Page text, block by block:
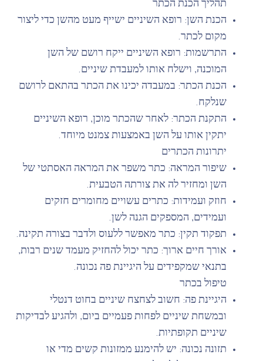
תהליך הכנת הכתר
הכנת השן: רופא השיניים ישייף מעט מהשן כדי ליצור
מקום לכתר.
התרשמות: רופא השיניים ייקח רושם של השן
המוכנה, וישלח אותו למעבדת שיניים.
הכנת הכתר: במעבדה יכינו את הכתר בהתאם לרושם
שנלקח.
התקנת הכתר: לאחר שהכתר מוכן, רופא השיניים
יתקין אותו על השן באמצעות צמנט מיוחד.
יתרונות הכתרים
שיפור המראה: כתר משפר את המראה האסתטי של
השן ומחזיר לה את צורתה הטבעית.
חוזק ועמידות: כתרים עשויים מחומרים חזקים
ועמידים, המספקים הגנה לשן.
תפקוד תקין: כתר מאפשר ללעוס ולדבר בצורה תקינה.
אורך חיים ארוך: כתר יכול להחזיק מעמד שנים רבות,
בתנאי שמקפידים על היגיינת פה נכונה.
טיפול בכתר
היגיינת פה: חשוב לצחצח שיניים בחוט דנטלי
ובמשחת שיניים לפחות פעמיים ביום, ולהגיע לבדיקות
שיניים תקופתיות.
תזונה נכונה: יש להימנע ממזונות קשים מדי או